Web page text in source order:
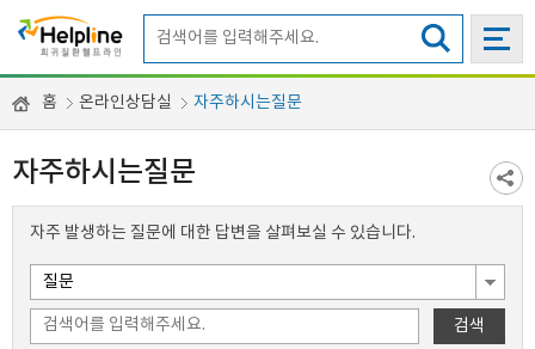
홈 온라인상담실 자주하시는질문
자주하시는질문
자주 발생하는 질문에 대한 답변을 살펴보실 수 있습니다.
검색